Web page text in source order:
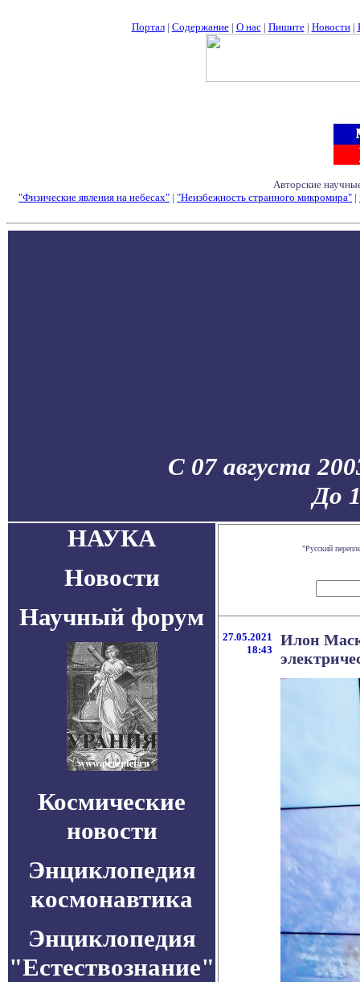
Портал| Содержание| О нас| Пишите| Новости|
Авторские
"Физические явления на небесах" | "Неизбежность странного микромира" |
С 07 августа
До
НАУКА
Новости
Научный форум
Космические
новости
Энциклопедия
космонавтика
Энциклопедия
"Естествознание"
"Русский
27.05.2021
18:43
Илон Маск